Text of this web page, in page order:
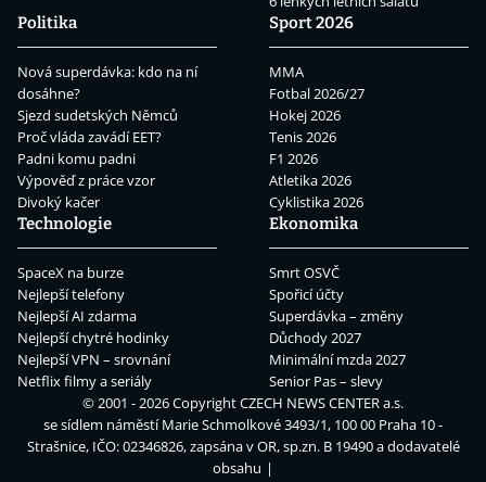
Politika
Nová superdávka: kdo na ní
dosáhne?
Sjezd sudetských Němců
Proč vláda zavádí EET?
Padni komu padni
Výpověď z práce vzor
Divoký kačer
Sport 2026
MMA
Fotbal 2026/27
Hokej 2026
Tenis 2026
F1 2026
Atletika 2026
Cyklistika 2026
Technologie
SpaceX na burze
Nejlepší telefony
Nejlepší AI zdarma
Nejlepší chytré hodinky
Nejlepší VPN – srovnání
Netflix filmy a seriály
Ekonomika
Smrt OSVČ
Spořicí účty
Superdávka – změny
Důchody 2027
Minimální mzda 2027
Senior Pas – slevy
© 2001 - 2026 CopyrightCZECH NEWS CENTER a.s.
se sídlem náměstí Marie Schmolkové 3493/1, 100 00 Praha 10 -
Strašnice, IČO: 02346826, zapsána v OR, sp.zn. B 19490 a dodavatelé
obsahu